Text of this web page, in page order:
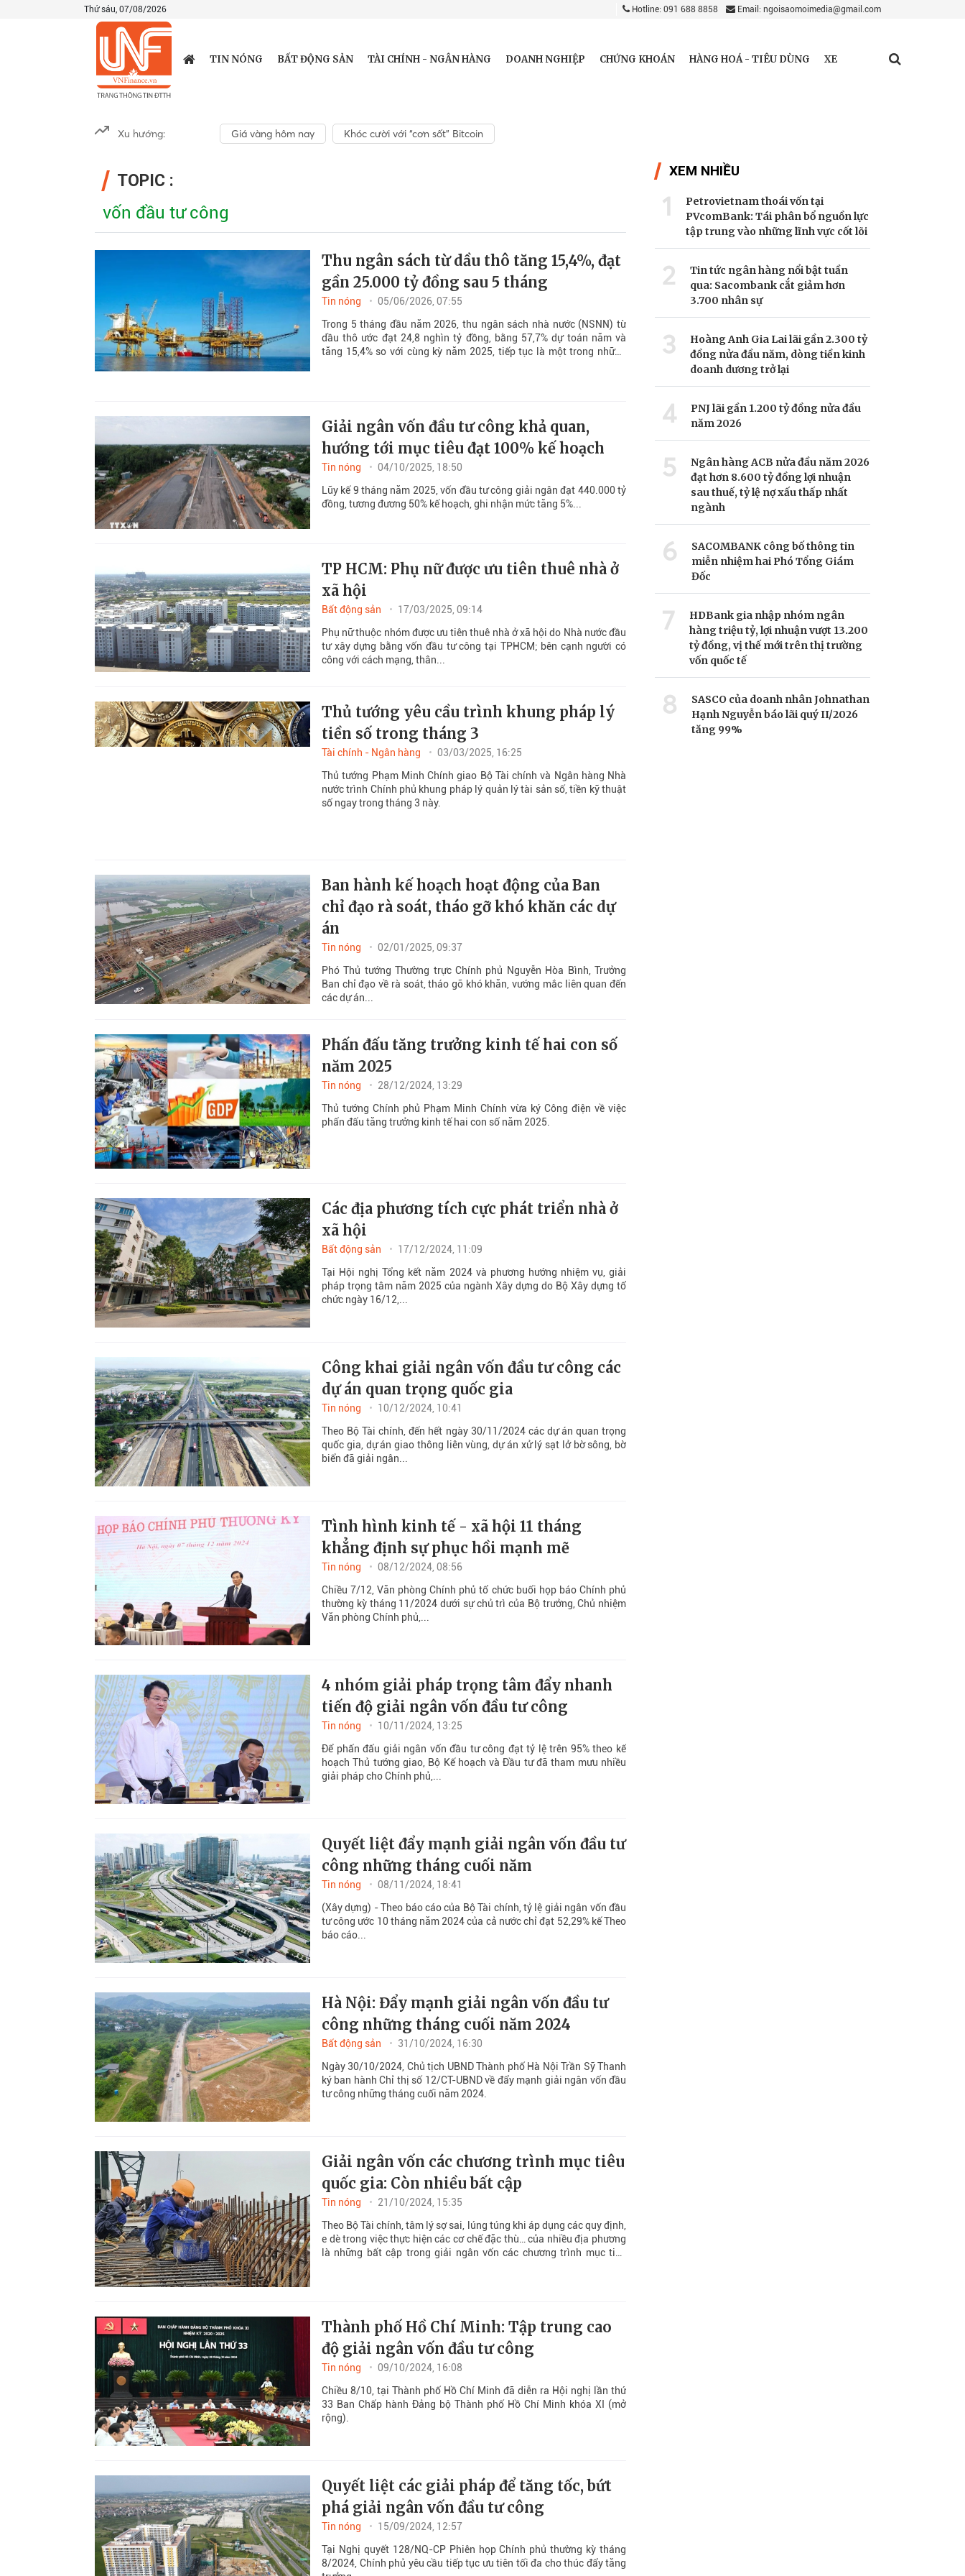
Thứ sáu, 07/08/2026 Hotline: 091 688 8858 Email: ngoisaomoimedia@gmail.com
TIN NÓNG BẤT ĐỘNG SẢN TÀI CHÍNH - NGÂN HÀNG DOANH NGHIỆP CHỨNG KHOÁN HÀNG HOÁ - TIÊU DÙNG XE
Xu hướng: Giá vàng hôm nay Khóc cười với “cơn sốt” Bitcoin
TOPIC :
vốn đầu tư công
Thu ngân sách từ dầu thô tăng 15,4%, đạt
gần 25.000 tỷ đồng sau 5 tháng
Tin nóng
05/06/2026, 07:55
Trong 5 tháng đầu năm 2026, thu ngân sách nhà nước (NSNN) từ
dầu thô ước đạt 24,8 nghìn tỷ đồng, bằng 57,7% dự toán năm và
tăng 15,4% so với cùng kỳ năm 2025, tiếp tục là một trong những
Giải ngân vốn đầu tư công khả quan,
hướng tới mục tiêu đạt 100% kế hoạch
Tin nóng
04/10/2025, 18:50
Lũy kế 9 tháng năm 2025, vốn đầu tư công giải ngân đạt 440.000 tỷ
đồng, tương đương 50% kế hoạch, ghi nhận mức tăng 5%...
TP HCM: Phụ nữ được ưu tiên thuê nhà ở
xã hội
Bất động sản
17/03/2025, 09:14
Phụ nữ thuộc nhóm được ưu tiên thuê nhà ở xã hội do Nhà nước đầu
tư xây dựng bằng vốn đầu tư công tại TPHCM; bên cạnh người có
công với cách mạng, thân...
Thủ tướng yêu cầu trình khung pháp lý
tiền số trong tháng 3
Tài chính - Ngân hàng
03/03/2025, 16:25
Thủ tướng Phạm Minh Chính giao Bộ Tài chính và Ngân hàng Nhà
nước trình Chính phủ khung pháp lý quản lý tài sản số, tiền kỹ thuật
số ngay trong tháng 3 này.
Ban hành kế hoạch hoạt động của Ban
chỉ đạo rà soát, tháo gỡ khó khăn các dự
án
Tin nóng
02/01/2025, 09:37
Phó Thủ tướng Thường trực Chính phủ Nguyễn Hòa Bình, Trưởng
Ban chỉ đạo về rà soát, tháo gỡ khó khăn, vướng mắc liên quan đến
các dự án...
Phấn đấu tăng trưởng kinh tế hai con số
năm 2025
Tin nóng
28/12/2024, 13:29
Thủ tướng Chính phủ Phạm Minh Chính vừa ký Công điện về việc
phấn đấu tăng trưởng kinh tế hai con số năm 2025.
Các địa phương tích cực phát triển nhà ở
xã hội
Bất động sản
17/12/2024, 11:09
Tại Hội nghị Tổng kết năm 2024 và phương hướng nhiệm vụ, giải
pháp trọng tâm năm 2025 của ngành Xây dựng do Bộ Xây dựng tổ
chức ngày 16/12,...
Công khai giải ngân vốn đầu tư công các
dự án quan trọng quốc gia
Tin nóng
10/12/2024, 10:41
Theo Bộ Tài chính, đến hết ngày 30/11/2024 các dự án quan trọng
quốc gia, dự án giao thông liên vùng, dự án xử lý sạt lở bờ sông, bờ
biển đã giải ngân...
Tình hình kinh tế - xã hội 11 tháng
khẳng định sự phục hồi mạnh mẽ
Tin nóng
08/12/2024, 08:56
Chiều 7/12, Văn phòng Chính phủ tổ chức buổi họp báo Chính phủ
thường kỳ tháng 11/2024 dưới sự chủ trì của Bộ trưởng, Chủ nhiệm
Văn phòng Chính phủ,...
4 nhóm giải pháp trọng tâm đẩy nhanh
tiến độ giải ngân vốn đầu tư công
Tin nóng
10/11/2024, 13:25
Để phấn đấu giải ngân vốn đầu tư công đạt tỷ lệ trên 95% theo kế
hoạch Thủ tướng giao, Bộ Kế hoạch và Đầu tư đã tham mưu nhiều
giải pháp cho Chính phủ,...
Quyết liệt đẩy mạnh giải ngân vốn đầu tư
công những tháng cuối năm
Tin nóng
08/11/2024, 18:41
(Xây dựng) - Theo báo cáo của Bộ Tài chính, tỷ lệ giải ngân vốn đầu
tư công ước 10 tháng năm 2024 của cả nước chỉ đạt 52,29% kế Theo
báo cáo...
Hà Nội: Đẩy mạnh giải ngân vốn đầu tư
công những tháng cuối năm 2024
Bất động sản
31/10/2024, 16:30
Ngày 30/10/2024, Chủ tịch UBND Thành phố Hà Nội Trần Sỹ Thanh
ký ban hành Chỉ thị số 12/CT-UBND về đẩy mạnh giải ngân vốn đầu
tư công những tháng cuối năm 2024.
Giải ngân vốn các chương trình mục tiêu
quốc gia: Còn nhiều bất cập
Tin nóng
21/10/2024, 15:35
Theo Bộ Tài chính, tâm lý sợ sai, lúng túng khi áp dụng các quy định,
e dè trong việc thực hiện các cơ chế đặc thù… của nhiều địa phương
là những bất cập trong giải ngân vốn các chương trình mục tiêu
Thành phố Hồ Chí Minh: Tập trung cao
độ giải ngân vốn đầu tư công
Tin nóng
09/10/2024, 16:08
Chiều 8/10, tại Thành phố Hồ Chí Minh đã diễn ra Hội nghị lần thứ
33 Ban Chấp hành Đảng bộ Thành phố Hồ Chí Minh khóa XI (mở
rộng).
Quyết liệt các giải pháp để tăng tốc, bứt
phá giải ngân vốn đầu tư công
Tin nóng
15/09/2024, 12:57
Tại Nghị quyết 128/NQ-CP Phiên họp Chính phủ thường kỳ tháng
8/2024, Chính phủ yêu cầu tiếp tục ưu tiên tối đa cho thúc đẩy tăng
XEM NHIỀU
1
Petrovietnam thoái vốn tại
PVcomBank: Tái phân bổ nguồn lực
tập trung vào những lĩnh vực cốt lõi
2
Tin tức ngân hàng nổi bật tuần
qua: Sacombank cắt giảm hơn
3.700 nhân sự
3
Hoàng Anh Gia Lai lãi gần 2.300 tỷ
đồng nửa đầu năm, dòng tiền kinh
doanh dương trở lại
4
PNJ lãi gần 1.200 tỷ đồng nửa đầu
năm 2026
5
Ngân hàng ACB nửa đầu năm 2026
đạt hơn 8.600 tỷ đồng lợi nhuận
sau thuế, tỷ lệ nợ xấu thấp nhất
ngành
6
SACOMBANK công bố thông tin
miễn nhiệm hai Phó Tổng Giám
Đốc
7
HDBank gia nhập nhóm ngân
hàng triệu tỷ, lợi nhuận vượt 13.200
tỷ đồng, vị thế mới trên thị trường
vốn quốc tế
8
SASCO của doanh nhân Johnathan
Hạnh Nguyễn báo lãi quý II/2026
tăng 99%